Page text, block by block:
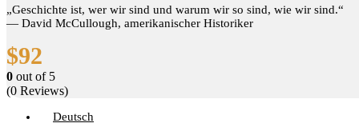
„Geschichte ist, wer wir sind und warum wir so sind, wie wir sind.“
— David McCullough, amerikanischer Historiker
$92
0 out of 5
(0 Reviews)
Deutsch